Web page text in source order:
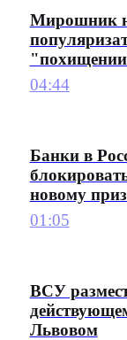
Мирошник
04:44
Банки в
новому
01:05
ВСУ
Львовом